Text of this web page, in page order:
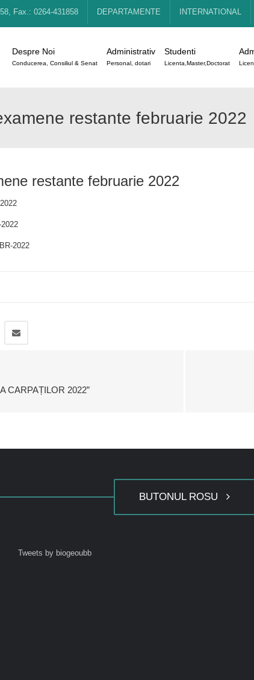
Fax.: 0264-431858 DEPARTAMENTE INTERNATIONAL
Despre Noi
Conducerea, Consiliul & Senat
Administrativ
Personal, dotari
Studenti
Licenta,Master,Doctorat
restante februarie 2022
restante februarie 2022
2022
CARPAȚILOR 2022”
BUTONUL ROSU
Tweets by biogeoubb